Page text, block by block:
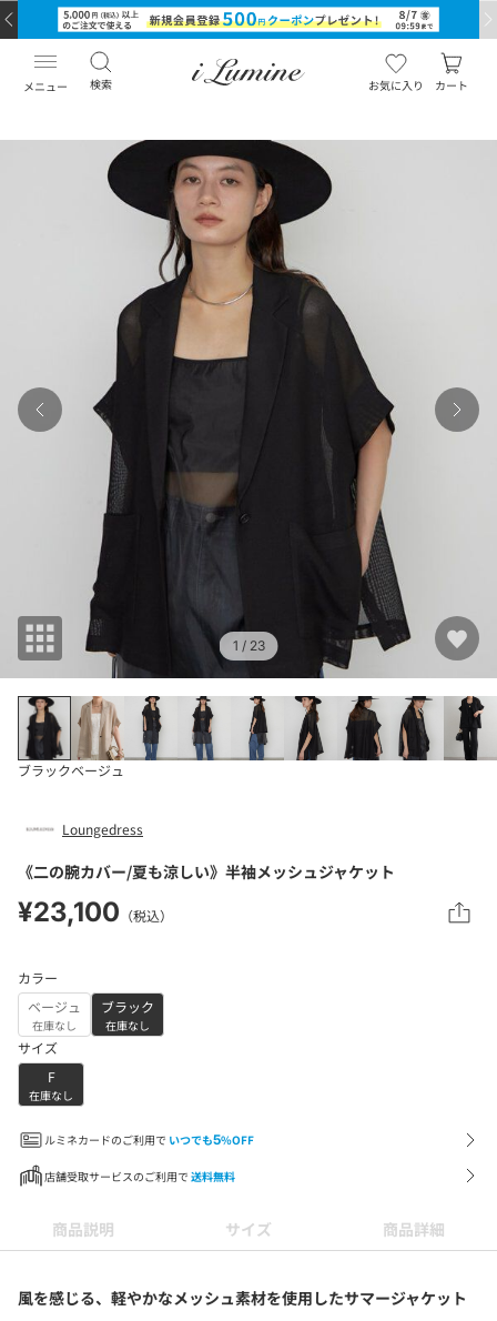
メニュー 検索 お気に入り カート
1 / 23
ブラックベージュ
Loungedress
《二の腕カバー/夏も涼しい》半袖メッシュジャケット
¥23,100 （税込）
カラー
ベージュ
在庫なし
ブラック
在庫なし
サイズ
F
在庫なし
ルミネカードのご利用で いつでも5%OFF
店舗受取サービスのご利用で 送料無料
商品説明 サイズ 商品詳細
風を感じる、軽やかなメッシュ素材を使用したサマージャケット